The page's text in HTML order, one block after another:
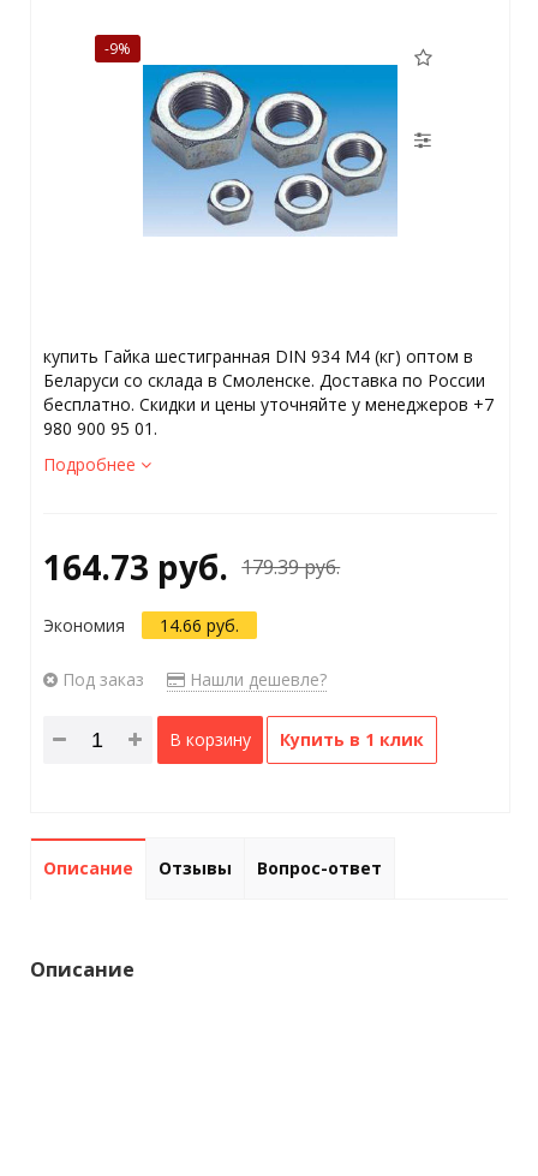
-9%
купить Гайка шестигранная DIN 934 М4 (кг) оптом в
Беларуси со склада в Смоленске. Доставка по России
бесплатно. Скидки и цены уточняйте у менеджеров +7
980 900 95 01.
Подробнее
164.73 руб. 179.39 руб.
Экономия 14.66 руб.
Под заказ Нашли дешевле?
В корзину Купить в 1 клик
Описание Отзывы Вопрос-ответ
Описание